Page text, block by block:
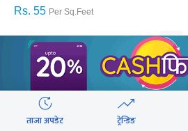
Rs. 55 Per Sq.Feet
‹ ›
ताजा अपडेट ट्रेन्डिङ